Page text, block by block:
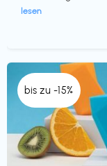
lesen
bis zu -15%